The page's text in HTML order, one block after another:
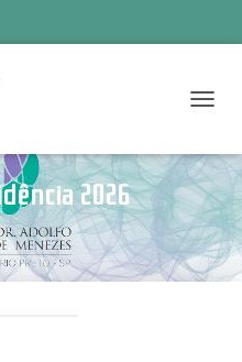
T
E
R
N
A
R
N
2026